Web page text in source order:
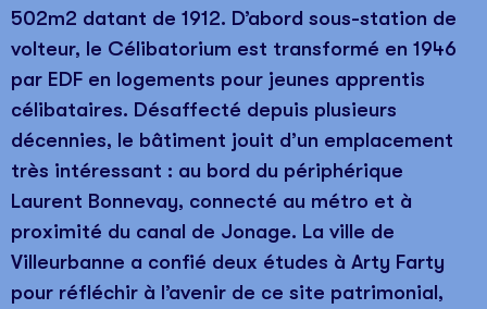
502m2 datant de 1912. D’abord sous-station de
volteur, le Célibatorium est transformé en 1946
par EDF en logements pour jeunes apprentis
célibataires. Désaffecté depuis plusieurs
décennies, le bâtiment jouit d’un emplacement
très intéressant : au bord du périphérique
Laurent Bonnevay, connecté au métro et à
proximité du canal de Jonage. La ville de
Villeurbanne a confié deux études à Arty Farty
pour réfléchir à l’avenir de ce site patrimonial,